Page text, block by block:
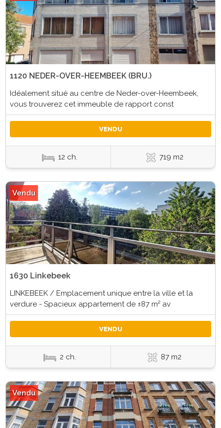
1120 NEDER-OVER-HEEMBEEK (BRU.)
Idéalement situé au centre de Neder-over-Heembeek,
vous trouverez cet immeuble de rapport const
VENDU
12 ch. 719 m2
Vendu
1630 Linkebeek
LINKEBEEK / Emplacement unique entre la ville et la
verdure - Spacieux appartement de ±87 m² av
VENDU
2 ch. 87 m2
Vendu